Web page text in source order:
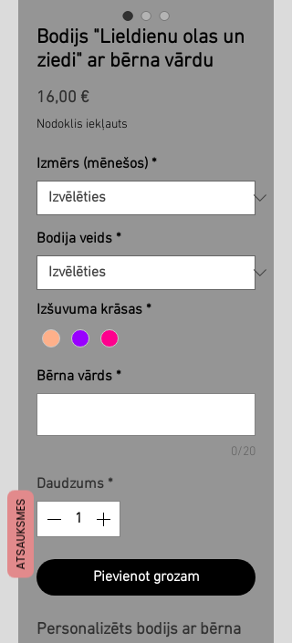
Bodijs "Lieldienu olas un
ziedi" ar bērna vārdu
16,00 €Cena
Nodoklis iekļauts
Izmērs (mēnešos) *
Bodija veids *
Izšuvuma krāsas *
Bērna vārds *
0/20
Daudzums *
Pievienot grozam
Personalizēts bodijs ar bērna
ATSAUKSMES